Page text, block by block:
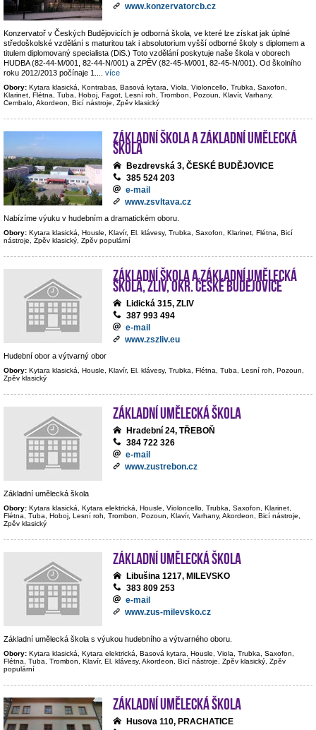
www.konzervatorcb.cz
Konzervatoř v Českých Budějovicích je odborná škola, ve které lze získat jak úplné
středoškolské vzdělání s maturitou tak i absolutorium vyšší odborné školy s diplomem a
titulem diplomovaný specialista (DiS.) Toto vzdělání poskytuje naše škola v oborech
HUDBA (82-44-M/001, 82-44-N/001) a ZPĚV (82-45-M/001, 82-45-N/001). Od školního
roku 2012/2013 počínaje 1.
více
Obory: Kytara klasická, Kontrabas, Basová kytara, Viola, Violoncello, Trubka, Saxofon,
Klarinet, Flétna, Tuba, Hoboj, Fagot, Lesní roh, Trombon, Pozoun, Klavír, Varhany,
Cembalo, Akordeon, Bicí nástroje, Zpěv klasický
Základní škola a základní umělecká
škola
Bezdrevská 3, ČESKÉ BUDĚJOVICE
385 524 203
e-mail
www.zsvltava.cz
Nabízíme výuku v hudebním a dramatickém oboru.
Obory: Kytara klasická, Housle, Klavír, El. klávesy, Trubka, Saxofon, Klarinet, Flétna, Bicí
nástroje, Zpěv klasický, Zpěv populární
Základní škola a Základní umělecká
škola, Zliv, okr. České Budějovice
Lidická 315, ZLIV
387 993 494
e-mail
www.zszliv.eu
Hudební obor a výtvarný obor
Obory: Kytara klasická, Housle, Klavír, El. klávesy, Trubka, Flétna, Tuba, Lesní roh, Pozoun,
Zpěv klasický
Základní umělecká škola
Hradební 24, TŘEBOŇ
384 722 326
e-mail
www.zustrebon.cz
Základní umělecká škola
Obory: Kytara klasická, Kytara elektrická, Housle, Violoncello, Trubka, Saxofon, Klarinet,
Flétna, Tuba, Hoboj, Lesní roh, Trombon, Pozoun, Klavír, Varhany, Akordeon, Bicí nástroje,
Zpěv klasický
Základní umělecká škola
Libušina 1217, MILEVSKO
383 809 253
e-mail
www.zus-milevsko.cz
Základní umělecká škola s výukou hudebního a výtvarného oboru.
Obory: Kytara klasická, Kytara elektrická, Basová kytara, Housle, Viola, Trubka, Saxofon,
Flétna, Tuba, Trombon, Klavír, El. klávesy, Akordeon, Bicí nástroje, Zpěv klasický, Zpěv
populární
Základní umělecká škola
Husova 110, PRACHATICE